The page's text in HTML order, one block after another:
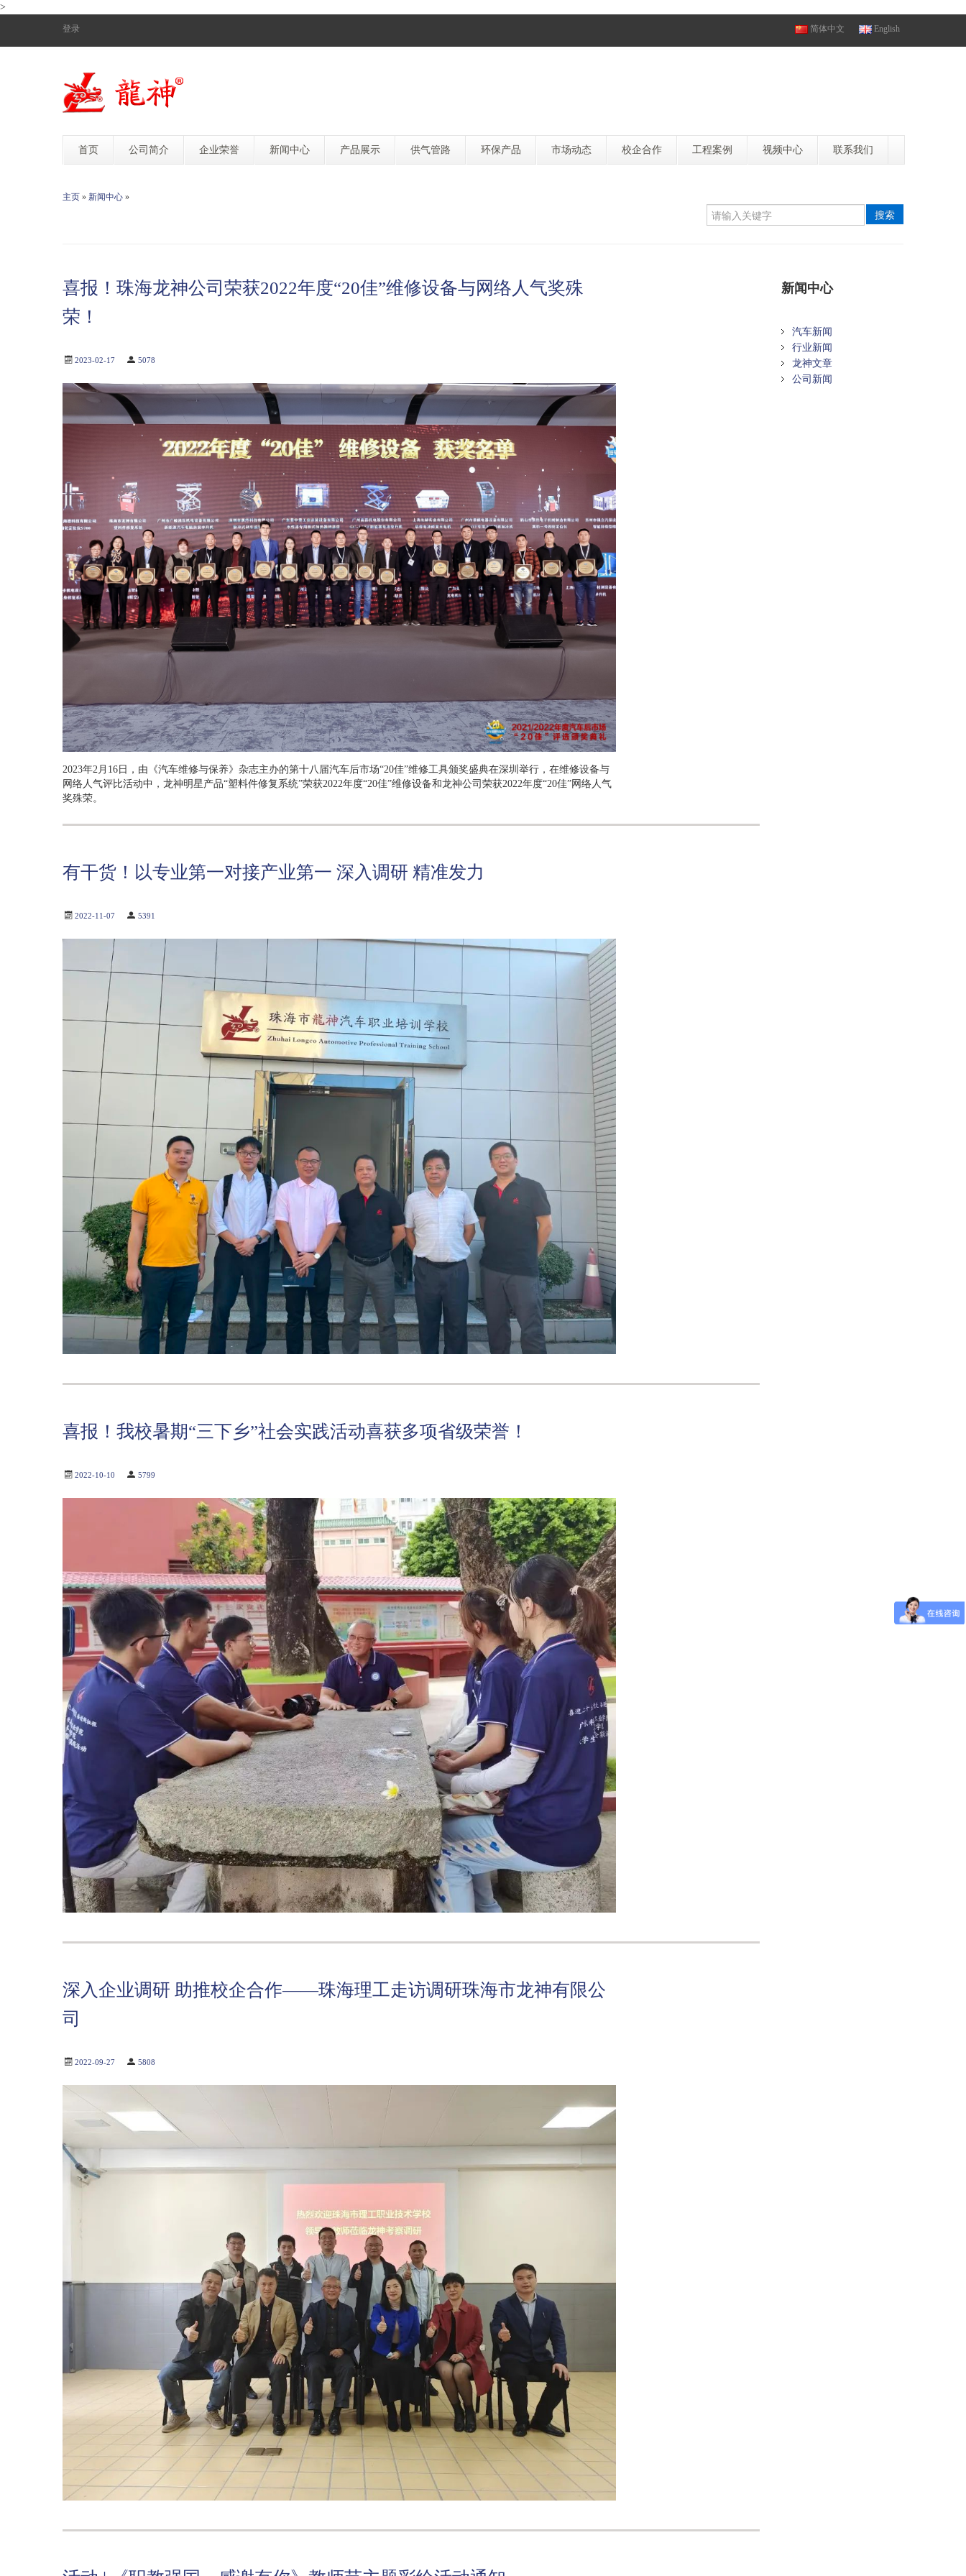
>
登录 简体中文 English
首页 公司简介 企业荣誉 新闻中心 产品展示 供气管路 环保产品 市场动态 校企合作 工程案例 视频中心 联系我们
主页 » 新闻中心 »
搜索
喜报！珠海龙神公司荣获2022年度“20佳”维修设备与网络人气奖殊
荣！
2023-02-17 5078
2023年2月16日，由《汽车维修与保养》杂志主办的第十八届汽车后市场“20佳”维修工具颁奖盛典在深圳举行，在维修设备与
网络人气评比活动中，龙神明星产品“塑料件修复系统”荣获2022年度“20佳”维修设备和龙神公司荣获2022年度“20佳”网络人气
奖殊荣。
有干货！以专业第一对接产业第一 深入调研 精准发力
2022-11-07 5391
喜报！我校暑期“三下乡”社会实践活动喜获多项省级荣誉！
2022-10-10 5799
深入企业调研 助推校企合作——珠海理工走访调研珠海市龙神有限公
司
2022-09-27 5808
新闻中心
汽车新闻
行业新闻
龙神文章
公司新闻